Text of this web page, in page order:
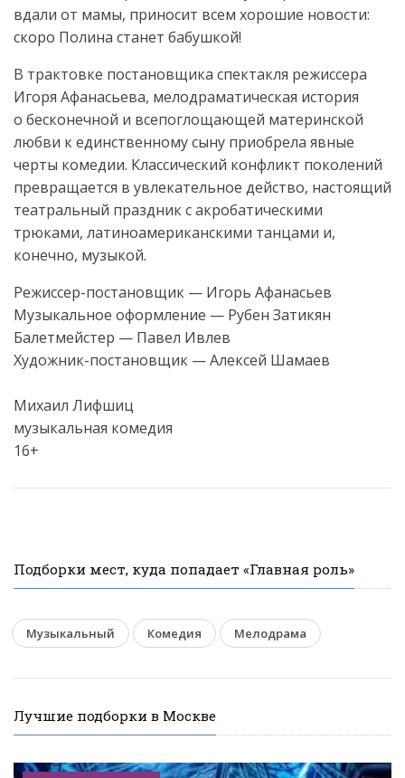
вдали от мамы, приносит всем хорошие новости:
скоро Полина станет бабушкой!
В трактовке постановщика спектакля режиссера
Игоря Афанасьева, мелодраматическая история
о бесконечной и всепоглощающей материнской
любви к единственному сыну приобрела явные
черты комедии. Классический конфликт поколений
превращается в увлекательное действо, настоящий
театральный праздник с акробатическими
трюками, латиноамериканскими танцами и,
конечно, музыкой.
Режиссер-постановщик — Игорь Афанасьев
Музыкальное оформление — Рубен Затикян
Балетмейстер — Павел Ивлев
Художник-постановщик — Алексей Шамаев
Михаил Лифшиц
музыкальная комедия
16+
Подборки мест, куда попадает «Главная роль»
Музыкальный Комедия Мелодрама
Лучшие подборки в Москве